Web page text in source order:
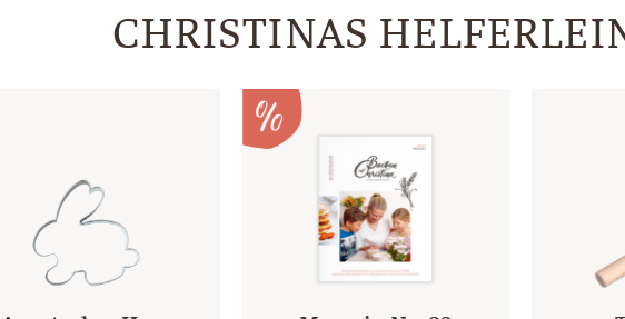
CHRISTINAS